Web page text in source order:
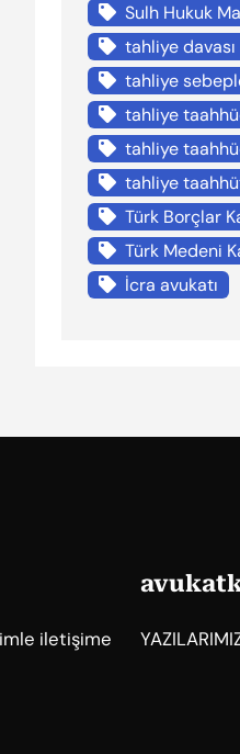
Sulh Hukuk
tahliye davası
tahliye
tahliye
tahliye
tahliye
Türk Borçlar
Türk Medeni
İcra avukatı
iletişime